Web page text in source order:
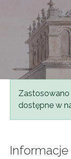
Komunikat
Zastosowano
dostępne w
Informacje